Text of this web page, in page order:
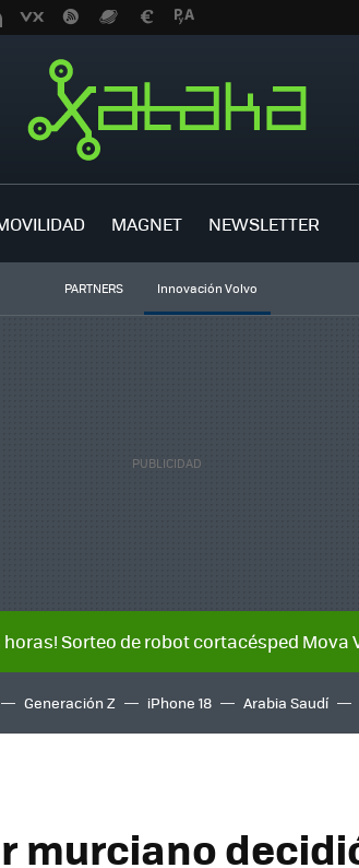
MAGNET NEWSLETTER
PARTNERS Innovación Volvo
horas! Sorteo de robot cortacésped Mova
Generación Z iPhone 18 Arabia Saudí
murciano